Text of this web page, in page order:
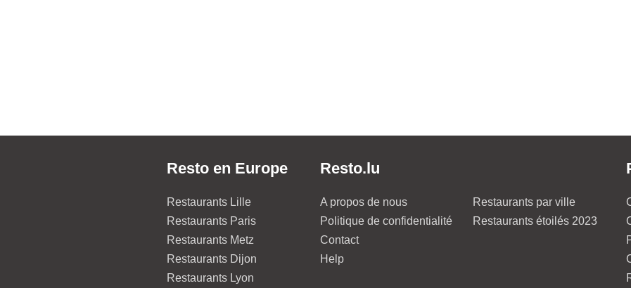
Resto en Europe
Restaurants Lille
Restaurants Paris
Restaurants Metz
Restaurants Dijon
Restaurants Lyon
Resto.lu
A propos de nous
Politique de confidentialité
Contact
Help
Restaurants par ville
Restaurants étoilés 2023